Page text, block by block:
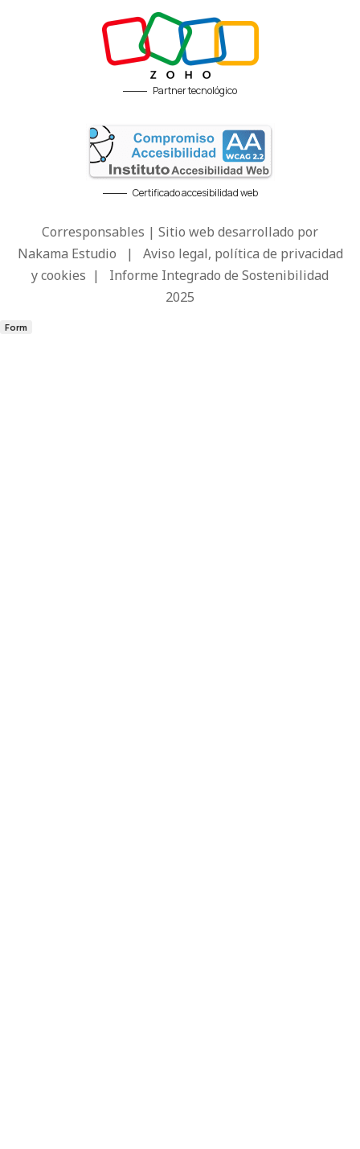
Partner tecnológico
Certificado accesibilidad web
Corresponsables | Sitio web desarrollado por
Nakama Estudio | Aviso legal, política de privacidad
y cookies | Informe Integrado de Sostenibilidad
2025
Form